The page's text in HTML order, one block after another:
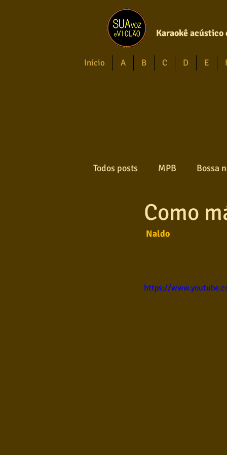
Karaokê acústico
Início A B C D E
Todos posts MPB Bossa
Gospel Axé
Pop Internacional Brega
Como
Naldo
https://